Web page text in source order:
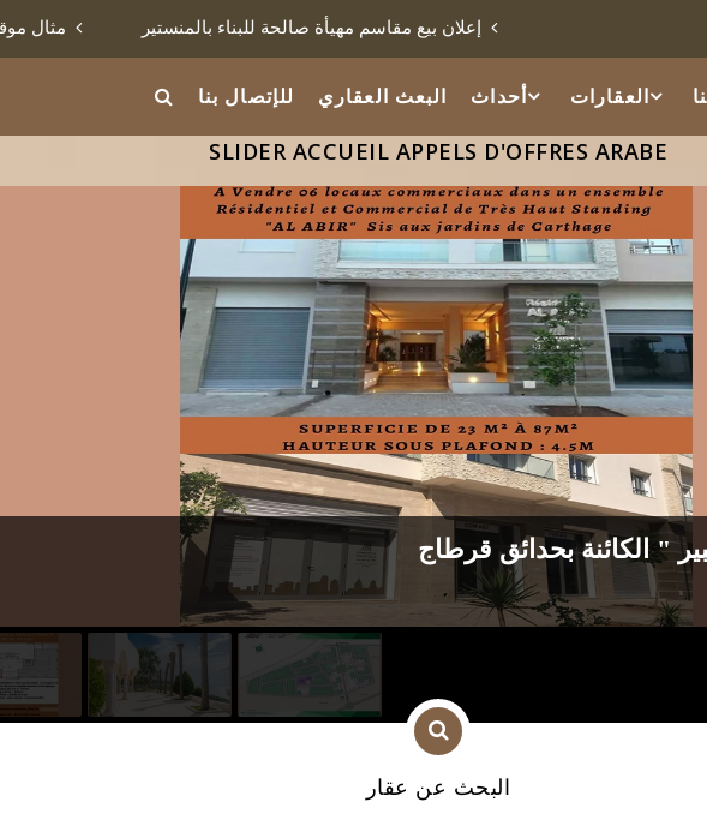
مثال موقعي لتقسيم خليج الأشعاب بالمنستير بيع مقاسم مهيأة صالحة للبناء بالمنستير
العقارات أحداث البعث العقاري للإتصال بنا
SLIDER ACCUEIL APPELS D'OFFRES ARABE
البحث عن عقار